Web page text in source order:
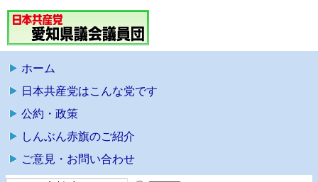
ホーム
日本共産党はこんな党です
公約・政策
しんぶん赤旗のご紹介
ご意見・お問い合わせ